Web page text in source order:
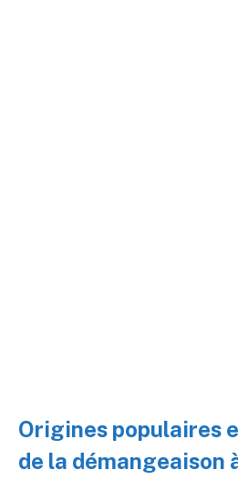
Origines populaires
de la démangeaison